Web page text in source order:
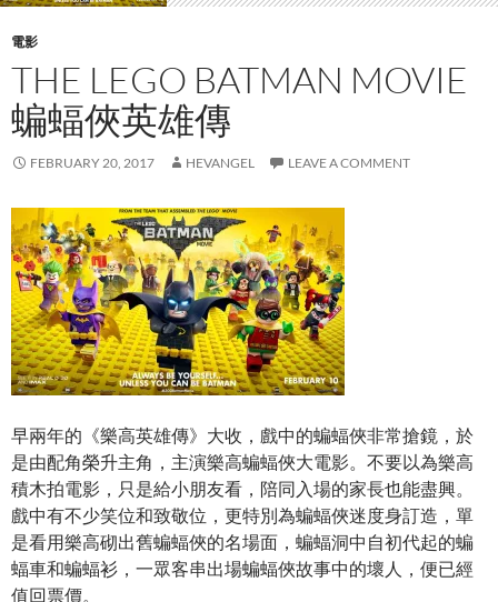
電影
THE LEGO BATMAN MOVIE
蝙蝠俠英雄傳
FEBRUARY 20, 2017 HEVANGEL LEAVE A COMMENT
早兩年的《樂高英雄傳》大收，戲中的蝙蝠俠非常搶鏡，於
是由配角榮升主角，主演樂高蝙蝠俠大電影。不要以為樂高
積木拍電影，只是給小朋友看，陪同入場的家長也能盡興。
戲中有不少笑位和致敬位，更特別為蝙蝠俠迷度身訂造，單
是看用樂高砌出舊蝙蝠俠的名場面，蝙蝠洞中自初代起的蝙
蝠車和蝙蝠衫，一眾客串出場蝙蝠俠故事中的壞人，便已經
值回票價。